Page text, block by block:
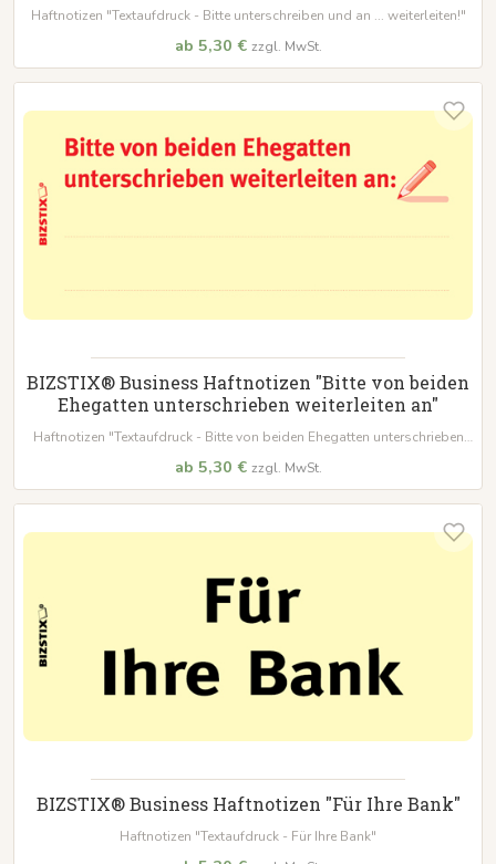
Haftnotizen "Textaufdruck - Bitte unterschreiben und an ... weiterleiten!"
ab 5,30 € zzgl. MwSt.
BIZSTIX® Business Haftnotizen "Bitte von beiden
Ehegatten unterschrieben weiterleiten an"
Haftnotizen "Textaufdruck - Bitte von beiden Ehegatten unterschrieben
ab 5,30 € zzgl. MwSt.
BIZSTIX® Business Haftnotizen "Für Ihre Bank"
Haftnotizen "Textaufdruck - Für Ihre Bank"